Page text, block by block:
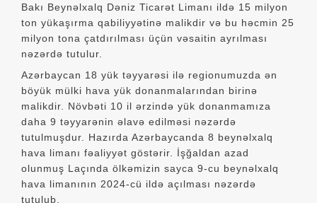
Bakı Beynəlxalq Dəniz Ticarət Limanı ildə 15 milyon
ton yükaşırma qabiliyyətinə malikdir və bu həcmin 25
milyon tona çatdırılması üçün vəsaitin ayrılması
nəzərdə tutulur.
Azərbaycan 18 yük təyyarəsi ilə regionumuzda ən
böyük mülki hava yük donanmalarından birinə
malikdir. Növbəti 10 il ərzində yük donanmamıza
daha 9 təyyarənin əlavə edilməsi nəzərdə
tutulmuşdur. Hazırda Azərbaycanda 8 beynəlxalq
hava limanı fəaliyyət göstərir. İşğaldan azad
olunmuş Laçında ölkəmizin sayca 9-cu beynəlxalq
hava limanının 2024-cü ildə açılması nəzərdə
tutulub.